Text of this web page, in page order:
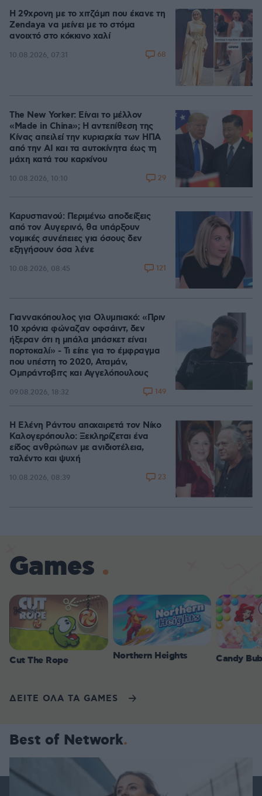
Η 29χρονη με το χιτζάμπ που έκανε τη
Zendaya να μείνει με το στόμα
ανοιχτό στο κόκκινο χαλί
10.08.2026, 07:31 68
The New Yorker: Είναι το μέλλον
«Made in China»; Η αντεπίθεση της
Κίνας απειλεί την κυριαρχία των ΗΠΑ
από την ΑΙ και τα αυτοκίνητα έως τη
μάχη κατά του καρκίνου
10.08.2026, 10:10 29
Καρυστιανού: Περιμένω αποδείξεις
από τον Αυγερινό, θα υπάρξουν
νομικές συνέπειες για όσους δεν
εξηγήσουν όσα λένε
10.08.2026, 08:45 121
Γιαννακόπουλος για Ολυμπιακό: «Πριν
10 χρόνια φώναζαν οφσάιντ, δεν
ήξεραν ότι η μπάλα μπάσκετ είναι
πορτοκαλί» - Τι είπε για το έμφραγμα
που υπέστη το 2020, Αταμάν,
Ομπράντοβιτς και Αγγελόπουλους
09.08.2026, 18:32 149
Η Ελένη Ράντου αποχαιρετά τον Νίκο
Καλογερόπουλο: Ξεκληρίζεται ένα
είδος ανθρώπων με ανιδιοτέλεια,
ταλέντο και ψυχή
10.08.2026, 08:39 23
Games
Cut The Rope Northern Heights Candy
ΔΕΙΤΕ ΟΛΑ ΤΑ GAMES
Best of Network